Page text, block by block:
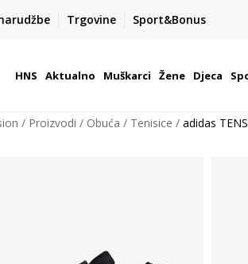
Trgovine Sport&Bonus
BOX NOW
1,50 €
| Više od 800 paketomata u
HNS Aktualno Muškarci Žene Djeca
Proizvodi Obuća Tenisice adidas